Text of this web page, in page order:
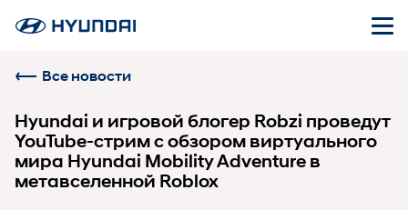
Все новости
Hyundai и игровой блогер Robzi проведут
YouTube-стрим с обзором виртуального
мира Hyundai Mobility Adventure в
метавселенной Roblox